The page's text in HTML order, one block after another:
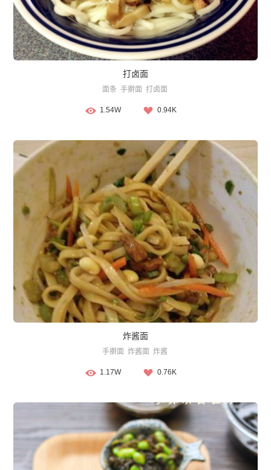
打卤面
面条 手擀面 打卤面
1.54W 0.94K
炸酱面
手擀面 炸酱面 炸酱
1.17W 0.76K